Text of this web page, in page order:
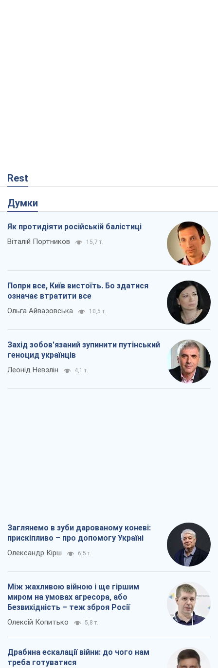
Rest
Думки
Як протидіяти російській балістиці
Віталій Портников 15,7 т.
Попри все, Київ вистоїть. Бо здатися
означає втратити все
Ольга Айвазовська 10,5 т.
Захід зобов'язаний зупинити путінський
геноцид українців
Леонід Невзлін 4,1 т.
Заглянемо в зуби дарованому коневі:
прискіпливо – про допомогу Україні
Олександр Кірш 6,5 т.
Між жахливою війною і ще гіршим
миром на умовах агресора, або
Безвихідність – теж зброя Росії
Олексій Копитько 5,8 т.
Драбина ескалації війни: до чого нам
треба готуватися